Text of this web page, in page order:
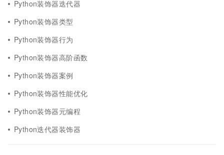
Python装饰器迭代器
Python装饰器类型
Python装饰器行为
Python装饰器高阶函数
Python装饰器案例
Python装饰器性能优化
Python装饰器元编程
Python迭代器装饰器